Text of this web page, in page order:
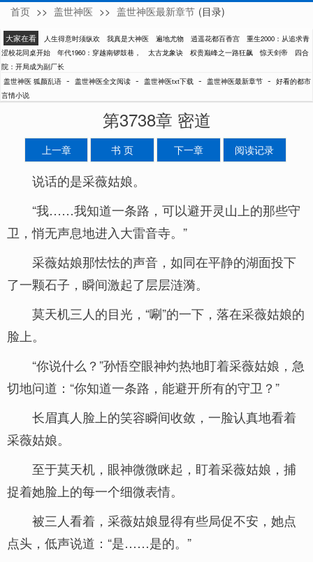
狐颜乱语
首页 >> 盖世神医 >> 盖世神医最新章节 (目录)
大家在看 人生得意时须纵欢 我真是大神医 遍地尤物 逍遥花都百香宫
重生2000：从追求青
涩校花同桌开始
年代1960：穿越南锣鼓巷， 太古龙象诀 权贵巅峰之一路狂飙 惊天剑帝
四合
院：开局成为副厂长
盖世神医 狐颜乱语 - 盖世神医全文阅读 - 盖世神医txt下载 - 盖世神医最新章节 - 好看的都市
言情小说
第3738章 密道
上一章 书 页 下一章 阅读记录
说话的是采薇姑娘。
“我……我知道一条路，可以避开灵山上的那些守
卫，悄无声息地进入大雷音寺。”
采薇姑娘那怯怯的声音，如同在平静的湖面投下
了一颗石子，瞬间激起了层层涟漪。
莫天机三人的目光，“唰”的一下，落在采薇姑娘的
脸上。
“你说什么？”孙悟空眼神灼热地盯着采薇姑娘，急
切地问道：“你知道一条路，能避开所有的守卫？”
长眉真人脸上的笑容瞬间收敛，一脸认真地看着
采薇姑娘。
至于莫天机，眼神微微眯起，盯着采薇姑娘，捕
捉着她脸上的每一个细微表情。
被三人看着，采薇姑娘显得有些局促不安，她点
点头，低声说道：“是……是的。”